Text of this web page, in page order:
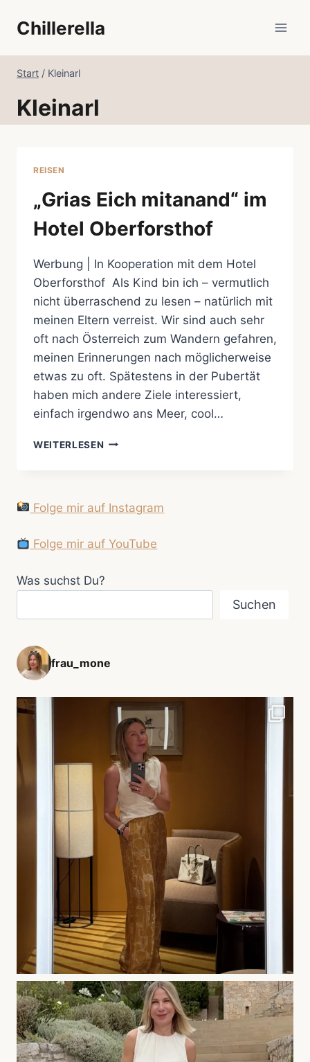
InhaltChillerella
Start / Kleinarl
Kleinarl
REISEN
„Grias Eich mitanand“ im
Hotel Oberforsthof
Werbung | In Kooperation mit dem Hotel
Oberforsthof Als Kind bin ich – vermutlich
nicht überraschend zu lesen – natürlich mit
meinen Eltern verreist. Wir sind auch sehr
oft nach Österreich zum Wandern gefahren,
meinen Erinnerungen nach möglicherweise
etwas zu oft. Spätestens in der Pubertät
haben mich andere Ziele interessiert,
einfach irgendwo ans Meer, cool…
WEITERLESEN „GRIAS
OBERFORSTHOF
Folge mir auf Instagram
Folge mir auf YouTube
Was suchst Du?
Suchen
frau_mone